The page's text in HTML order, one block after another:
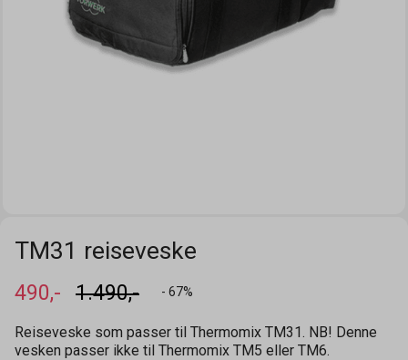
TM31 reiseveske
490,- 1.490,- - 67%
Reiseveske som passer til Thermomix TM31. NB! Denne
vesken passer ikke til Thermomix TM5 eller TM6.